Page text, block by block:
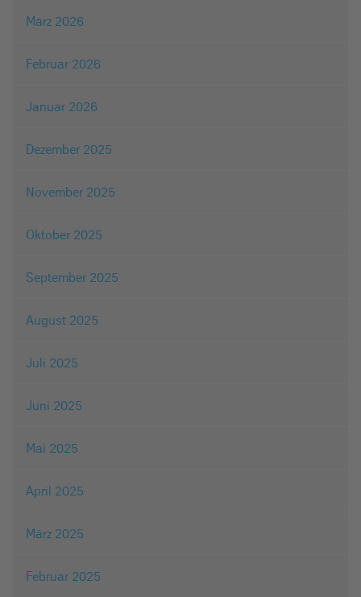
März 2026
Februar 2026
Januar 2026
Dezember 2025
November 2025
Oktober 2025
September 2025
August 2025
Juli 2025
Juni 2025
Mai 2025
April 2025
März 2025
Februar 2025